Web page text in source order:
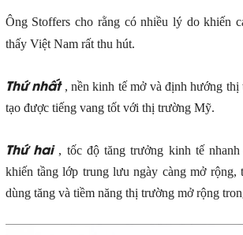
Ông Stoffers cho rằng có nhiều lý do khiến
thấy Việt Nam rất thu hút.
Thứ nhất , nền kinh tế mở và định hướng
tạo được tiếng vang tốt với thị trường Mỹ.
Thứ hai , tốc độ tăng trưởng kinh tế
khiến tầng lớp trung lưu ngày càng mở rộng,
dùng tăng và tiềm năng thị trường mở rộng